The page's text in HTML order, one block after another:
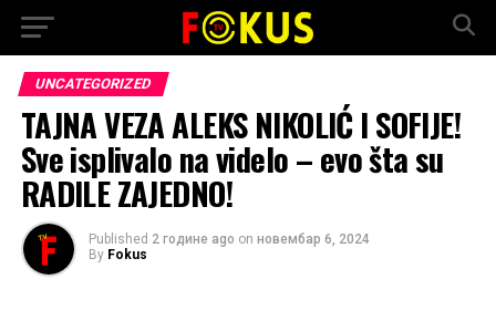
UNCATEGORIZED
TAJNA VEZA ALEKS NIKOLIĆ I SOFIJE!
Sve isplivalo na videlo – evo šta su
RADILE ZAJEDNO!
Published 2 године ago on новембар 6, 2024
By Fokus